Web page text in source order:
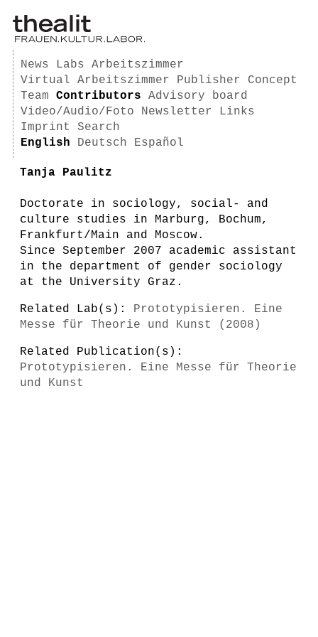
News Labs
Arbeitszimmer
Virtual Arbeitszimmer
Publisher
Concept
Team
Contributors
Advisory board
Video/Audio/Foto
Newsletter
Links
Imprint
Search
English
Deutsch Español
Tanja Paulitz
Doctorate in sociology, social- and
culture studies in Marburg, Bochum,
Frankfurt/Main and Moscow.
Since September 2007 academic assistant
in the department of gender sociology
at the University Graz.
Related Lab(s): Prototypisieren. Eine
Messe für Theorie und Kunst (2008)
Related Publication(s):
Prototypisieren. Eine Messe für Theorie
und Kunst